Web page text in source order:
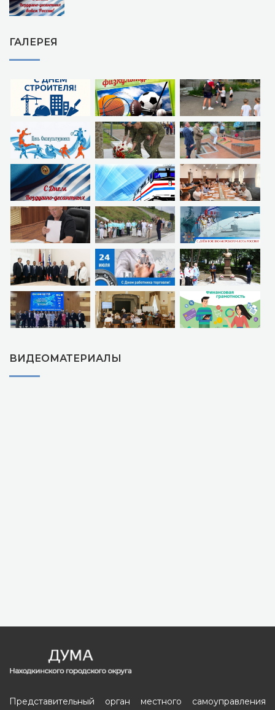
ГАЛЕРЕЯ
ВИДЕОМАТЕРИАЛЫ
Представительный орган местного самоуправления